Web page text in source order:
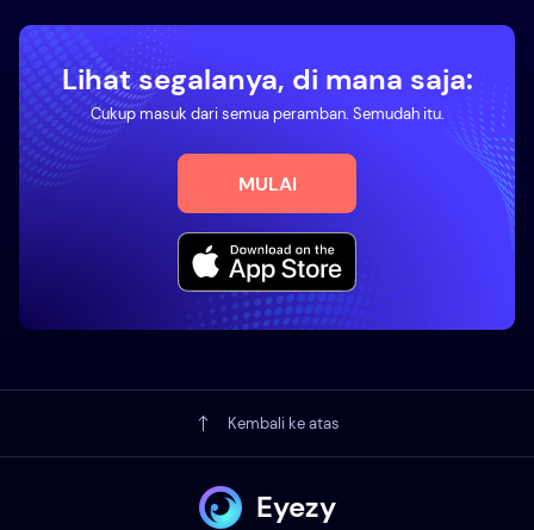
Lihat segalanya, di mana saja:
Cukup masuk dari semua peramban. Semudah itu.
MULAI
Kembali ke atas
Eyezy